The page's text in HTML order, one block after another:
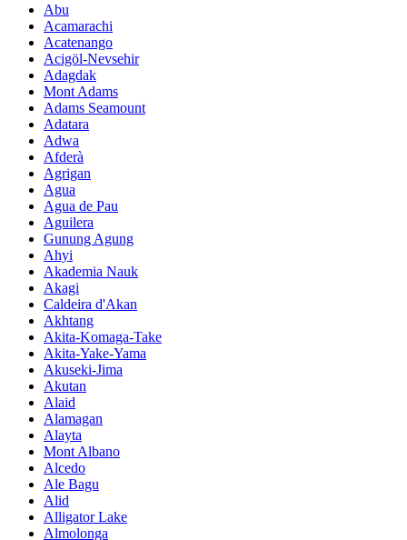
Abu
Acamarachi
Acatenango
Acigöl-Nevsehir
Adagdak
Mont Adams
Adams Seamount
Adatara
Adwa
Afderà
Agrigan
Agua
Agua de Pau
Aguilera
Gunung Agung
Ahyi
Akademia Nauk
Akagi
Caldeira d'Akan
Akhtang
Akita-Komaga-Take
Akita-Yake-Yama
Akuseki-Jima
Akutan
Alaid
Alamagan
Alayta
Mont Albano
Alcedo
Ale Bagu
Alid
Alligator Lake
Almolonga